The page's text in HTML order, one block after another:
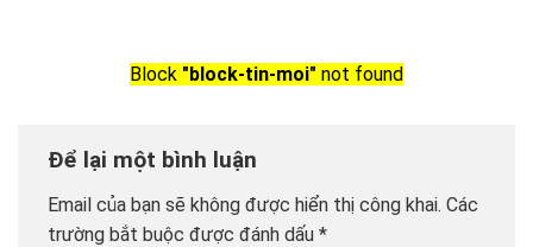
Block "block-tin-moi" not found
Để lại một bình luận
Email của bạn sẽ không được hiển thị công khai. Các
trường bắt buộc được đánh dấu *